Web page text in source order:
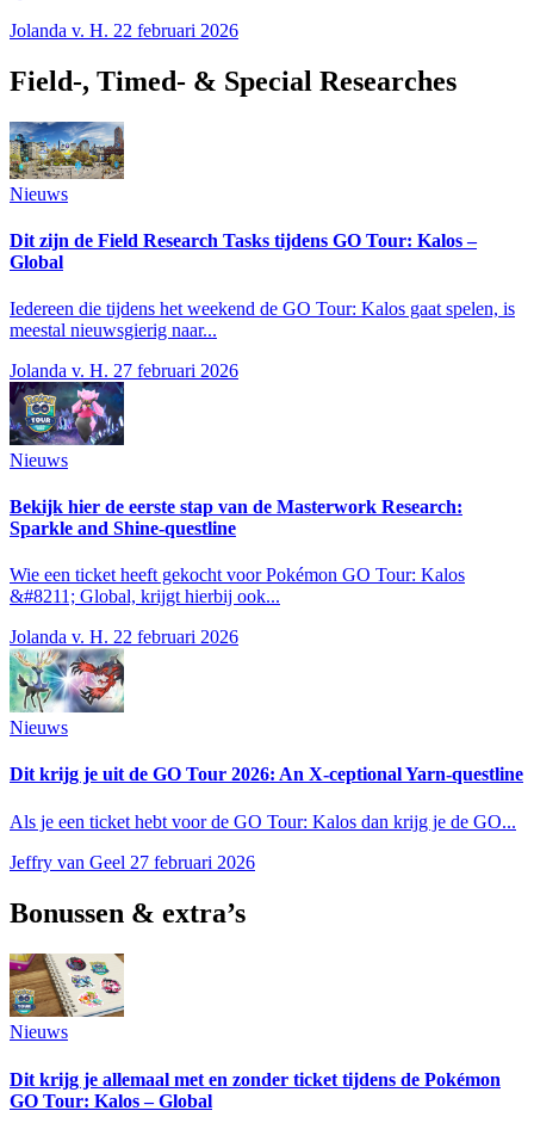
Jolanda v. H. 22 februari 2026
Field-, Timed- & Special Researches
Nieuws
Dit zijn de Field Research Tasks tijdens GO Tour: Kalos –
Global
Iedereen die tijdens het weekend de GO Tour: Kalos gaat spelen, is
meestal nieuwsgierig naar...
Jolanda v. H. 27 februari 2026
Nieuws
Bekijk hier de eerste stap van de Masterwork Research:
Sparkle and Shine-questline
Wie een ticket heeft gekocht voor Pokémon GO Tour: Kalos
&#8211; Global, krijgt hierbij ook...
Jolanda v. H. 22 februari 2026
Nieuws
Dit krijg je uit de GO Tour 2026: An X-ceptional Yarn-questline
Als je een ticket hebt voor de GO Tour: Kalos dan krijg je de GO...
Jeffry van Geel 27 februari 2026
Bonussen & extra’s
Nieuws
Dit krijg je allemaal met en zonder ticket tijdens de Pokémon
GO Tour: Kalos – Global